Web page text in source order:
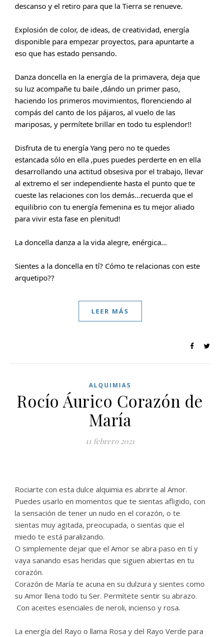
descanso y el retiro para que la Tierra se renueve.
Explosión de color, de ideas, de creatividad, energía
disponible para empezar proyectos, para apuntarte a
eso que has estado pensando.
Danza doncella en la energía de la primavera, deja que
su luz acompañe tu baile ,dándo un primer paso,
haciendo los primeros movimientos, florenciendo al
compás del canto de los pájaros, al vuelo de las
mariposas, y permítete brillar en todo tu esplendor!!
Disfruta de tu energía Yang pero no te quedes
estancada sólo en ella ,pues puedes perderte en en ella
desarrollando una actitud obsesiva por el trabajo, llevar
al extremo el ser independiente hasta el punto que te
cueste las relaciones con los demás…recuerda que el
equilibrio con tu energía femenina es tu mejor aliado
para vivir esta fase en plenitud!
La doncella danza a la vida alegre, enérgica…
Sientes a la doncella en tí? Cómo te relacionas con este
arquetipo??
LEER MÁS
ALQUIMIAS
Rocío Áurico Corazón de
María
11 febrero 2021
Rociarte con esta dulce alquimia es abrirte al Amor.
Puedes usarlo en momentos que te sientas afligido, con
la sensación de tener un nudo en el corazón, o te
sientas muy agitada, preocupada, o sientas que el
miedo te está paralizando.
O simplemente dejar que el Amor se abra paso en tí y
vaya sanando esas heridas que siguen abiertas en tu
corazón.
Corazón de María te acuna en su dulzura y sientes como
su Amor llena todo tu Ser. Permítete sentir su abrazo.
Con aceites esenciales de neroli, incienso y rosa.
La energía del Rayo o llama Rosa y del Rayo Verde para